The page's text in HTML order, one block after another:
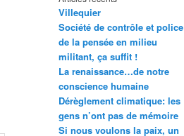
Villequier
Société de contrôle et police
de la pensée en milieu
militant, ça suffit !
La renaissance…de notre
conscience humaine
Dérèglement climatique: les
gens n’ont pas de mémoire
Si nous voulons la paix, un